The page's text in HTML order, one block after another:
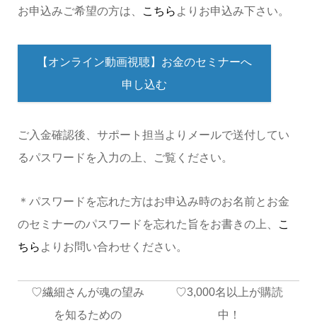
お申込みご希望の方は、 こちら よりお申込み下さい。
【オンライン動画視聴】お金のセミナーへ
申し込む
ご入金確認後、サポート担当よりメールで送付してい
るパスワードを入力の上、ご覧ください。
＊パスワードを忘れた方はお申込み時のお名前とお金
のセミナーのパスワードを忘れた旨をお書きの上、
こ
ちら よりお問い合わせください。
♡繊細さんが魂の望み
を知るための
♡3,000名以上が購読
中！